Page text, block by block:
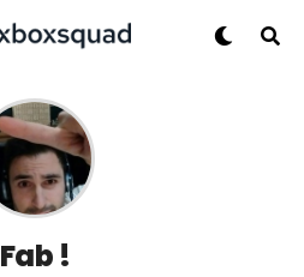
Fab !